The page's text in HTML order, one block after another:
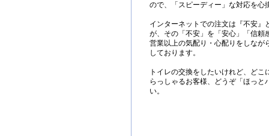
ので、「スピーディー」な対応を心
インターネットでの注文は『不安』
が、その「不安」を「安心」「信頼
営業以上の気配り・心配りをしなが
しております。
トイレの交換をしたいけれど、ど
らっしゃるお客様、どうぞ「ほっと
い。